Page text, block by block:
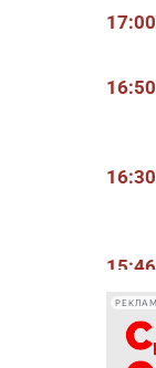
17:00
16:50
16:30
15:46
15:39